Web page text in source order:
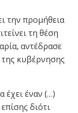
την προμήθεια
τη θέση
αντέδρασε
κυβέρνησης
έχει έναν (…)
διότι